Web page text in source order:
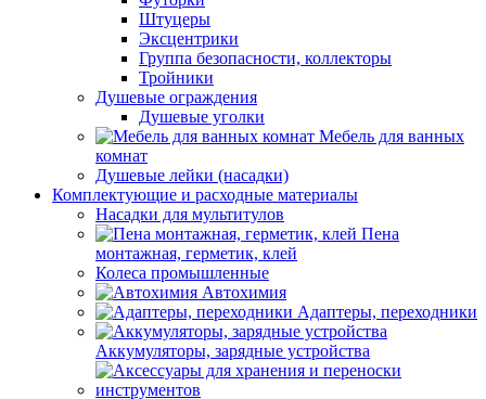
Штуцеры
Эксцентрики
Группа безопасности, коллекторы
Тройники
Душевые ограждения
Душевые уголки
Мебель для ванных
комнат
Душевые лейки (насадки)
Комплектующие и расходные материалы
Насадки для мультитулов
Пена
монтажная, герметик, клей
Колеса промышленные
Автохимия
Адаптеры, переходники
Аккумуляторы, зарядные устройства